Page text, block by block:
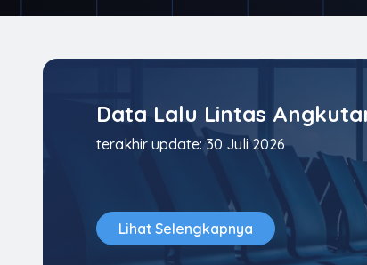
Data Lalu Lintas
terakhir update: 30 Juli 2026
Lihat Selengkapnya